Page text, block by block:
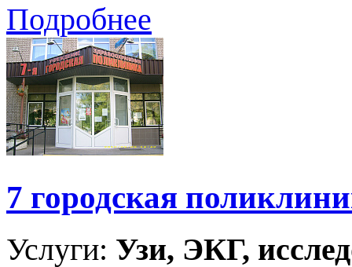
Подробнее
7 городская
Услуги: Узи, ЭКГ,